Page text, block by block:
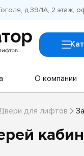
д.39/1А, 2 этаж,
О компании
для лифтов